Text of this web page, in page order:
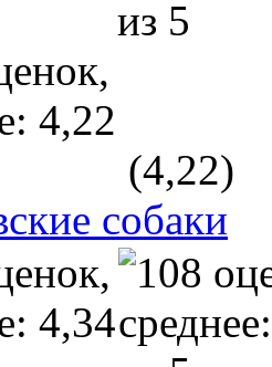
(4,22)
собаки